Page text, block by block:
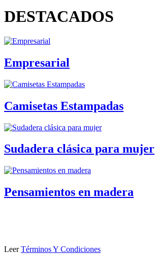
DESTACADOS
Empresarial
Camisetas Estampadas
Sudadera clásica para mujer
Pensamientos en madera
LeerTérminos Y Condiciones